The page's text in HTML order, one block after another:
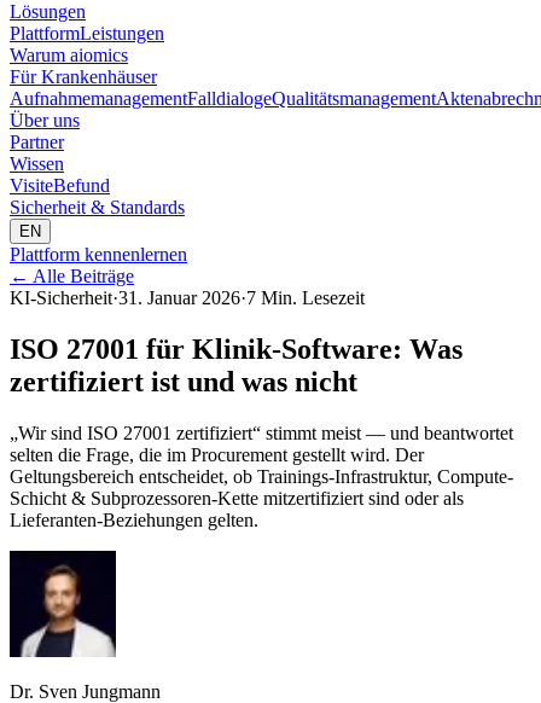
Lösungen
PlattformLeistungen
Warum aiomics
Für Krankenhäuser
AufnahmemanagementFalldialogeQualitätsmanagement
Über uns
Partner
Wissen
VisiteBefund
Sicherheit & Standards
EN
Plattform kennenlernen
← Alle Beiträge
KI-Sicherheit·31. Januar 2026·7 Min. Lesezeit
ISO 27001 für Klinik-Software: Was
zertifiziert ist und was nicht
„Wir sind ISO 27001 zertifiziert“ stimmt meist — und beantwortet
selten die Frage, die im Procurement gestellt wird. Der
Geltungsbereich entscheidet, ob Trainings-Infrastruktur, Compute-
Schicht & Subprozessoren-Kette mitzertifiziert sind oder als
Lieferanten-Beziehungen gelten.
Dr. Sven Jungmann